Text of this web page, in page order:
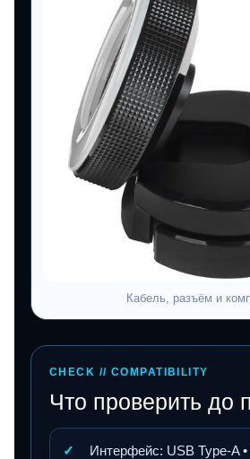
Кабель, разъём и
CHECK // COMPATIBILITY
Что проверить до
✓
Интерфейс: USB Type-A